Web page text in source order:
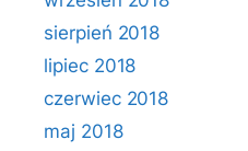
sierpień 2018
lipiec 2018
czerwiec 2018
maj 2018